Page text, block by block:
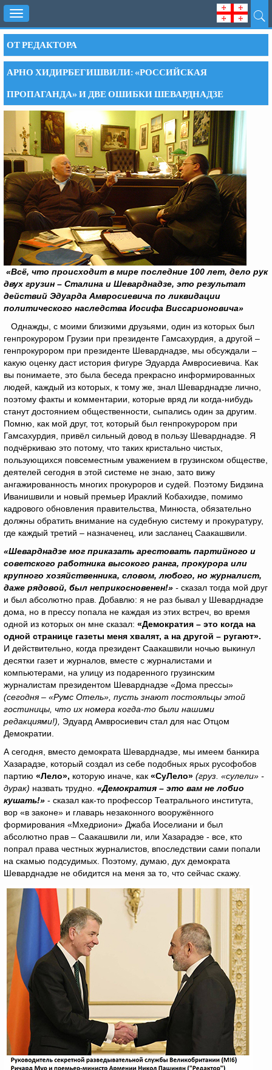
Toggle
navigation
ОТ РЕДАКТОРА
АРНО ХИДИРБЕГИШВИЛИ: «РОССИЙСКАЯ
ПРОПАГАНДА» И ДВЕ ОШИБКИ ШЕВАРДНАДЗЕ
«Всё, что происходит в мире последние 100 лет, дело рук
двух грузин – Сталина и Шеварднадзе, это результат
действий Эдуарда Амвросиевича по ликвидации
политического наследства Иосифа Виссарионовича»
Однажды, с моими близкими друзьями, один из которых был
генпрокурором Грузии при президенте Гамсахурдия, а другой –
генпрокурором при президенте Шеварднадзе, мы обсуждали –
какую оценку даст история фигуре Эдуарда Амвросиевича. Как
вы понимаете, это была беседа прекрасно информированных
людей, каждый из которых, к тому же, знал Шеварднадзе лично,
поэтому факты и комментарии, которые вряд ли когда-нибудь
станут достоянием общественности, сыпались один за другим.
Помню, как мой друг, тот, который был генпрокурором при
Гамсахурдия, привёл сильный довод в пользу Шеварднадзе. Я
подчёркиваю это потому, что таких кристально чистых,
пользующихся повсеместным уважением в грузинском обществе,
деятелей сегодня в этой системе не знаю, зато вижу
ангажированность многих прокуроров и судей. Поэтому Бидзина
Иванишвили и новый премьер Ираклий Кобахидзе, помимо
кадрового обновления правительства, Минюста, обязательно
должны обратить внимание на судебную систему и прокуратуру,
где каждый третий – назначенец, или засланец Саакашвили.
«Шеварднадзе мог приказать арестовать партийного и
советского работника высокого ранга, прокурора или
крупного хозяйственника, словом, любого, но журналист,
даже рядовой, был неприкосновенен!» - сказал тогда мой друг
и был абсолютно прав. Добавлю: я не раз бывал у Шеварднадзе
дома, но в прессу попала не каждая из этих встреч, во время
одной из которых он мне сказал: «Демократия – это когда на
одной странице газеты меня хвалят, а на другой – ругают».
И действительно, когда президент Саакашвили ночью выкинул
десятки газет и журналов, вместе с журналистами и
компьютерами, на улицу из подаренного грузинским
журналистам президентом Шеварднадзе «Дома прессы»
(сегодня – «Румс Отель», пусть знают постояльцы этой
гостиницы, что их номера когда-то были нашими
редакциями!),
Эдуард Амвросиевич стал для нас Отцом
Демократии.
А сегодня, вместо демократа Шеварднадзе, мы имеем банкира
Хазарадзе, который создал из себе подобных ярых русофобов
партию «Лело», которую иначе, как «СуЛело» (груз. «сулели» -
дурак) назвать трудно. «Демократия – это вам не лобио
кушать!» - сказал как-то профессор Театрального института,
вор «в законе» и главарь незаконного вооружённого
формирования «Мхедриони» Джаба Иоселиани и был
абсолютно прав – Саакашвили ли, или Хазарадзе - все, кто
попрал права честных журналистов, впоследствии сами попали
на скамью подсудимых. Поэтому, думаю, дух демократа
Шеварднадзе не обидится на меня за то, что сейчас скажу.